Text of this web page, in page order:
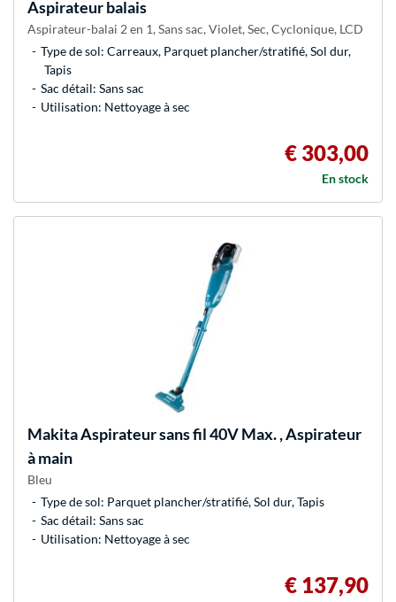
Aspirateur balais
Aspirateur-balai 2 en 1, Sans sac, Violet, Sec, Cyclonique, LCD
Type de sol: Carreaux, Parquet plancher/stratifié, Sol dur,
Tapis
Sac détail: Sans sac
Utilisation: Nettoyage à sec
€ 303,00
En stock
MakitaAspirateur sans fil 40V Max. , Aspirateur
à main
Bleu
Type de sol: Parquet plancher/stratifié, Sol dur, Tapis
Sac détail: Sans sac
Utilisation: Nettoyage à sec
€ 137,90